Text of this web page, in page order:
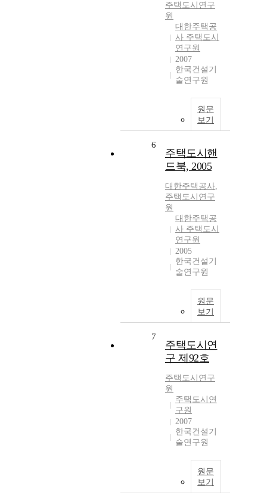
주택도시연구
원
대한주택공
사 주택도시
연구원
2007
한국건설기
술연구원
원문
보기
6
주택도시핸
드북, 2005
대한주택공사,
주택도시연구
원
대한주택공
사 주택도시
연구원
2005
한국건설기
술연구원
원문
보기
7
주택도시연
구 제92호
주택도시연구
원
주택도시연
구원
2007
한국건설기
술연구원
원문
보기